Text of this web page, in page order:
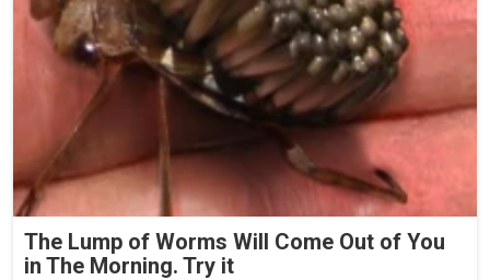
The Lump of Worms Will Come Out of You
in The Morning. Try it